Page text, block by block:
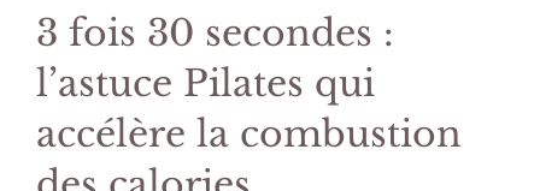
3 fois 30 secondes :
l’astuce Pilates qui
accélère la combustion